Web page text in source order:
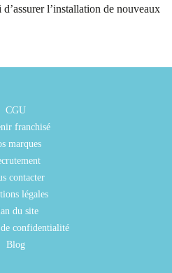
l’installation de nouveaux
CGU
franchisé
marques
contacter
légales
du site
confidentialité
Blog